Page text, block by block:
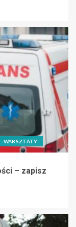
WARSZTATY
– zapisz